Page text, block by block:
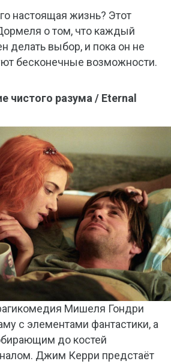
настоящая жизнь? Этот
о том, что каждый
делать выбор, и пока он не
бесконечные возможности.
чистого разума / Eternal
Мишеля Гондри
с элементами фантастики, а
до костей
Джим Керри предстаёт